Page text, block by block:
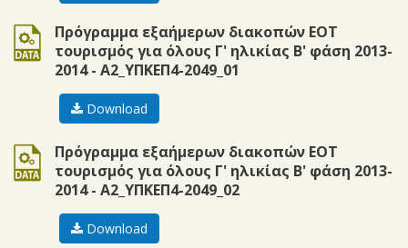
Πρόγραμμα εξαήμερων διακοπών ΕΟΤ
τουρισμός για όλους Γ' ηλικίας Β' φάση 2013-
2014 - Α2_ΥΠΚΕΠ4-2049_01
doc
Download
Πρόγραμμα εξαήμερων διακοπών ΕΟΤ
τουρισμός για όλους Γ' ηλικίας Β' φάση 2013-
2014 - Α2_ΥΠΚΕΠ4-2049_02
doc
Download